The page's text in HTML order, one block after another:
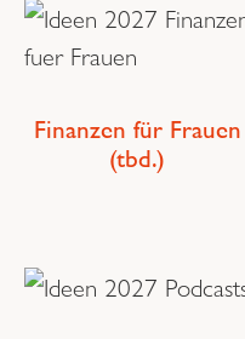
Finanzen für Frauen
(tbd.)